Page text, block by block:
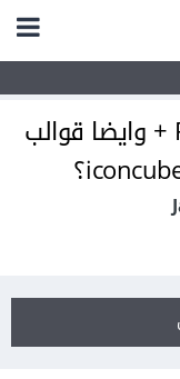
كيف أشفّر أكواد PHP + وايضا قوالب